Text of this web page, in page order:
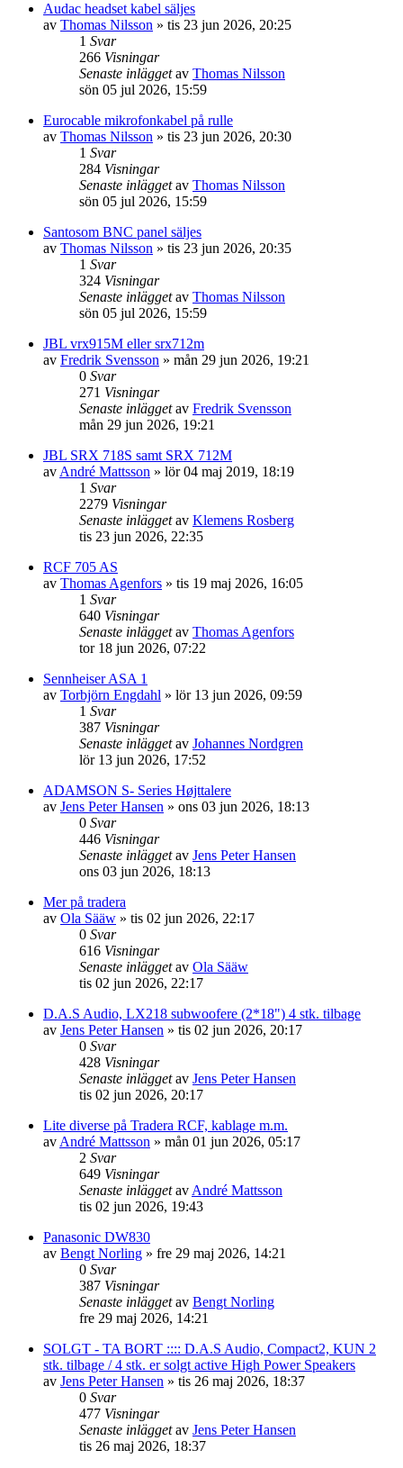
Audac headset kabel säljes
av Thomas Nilsson » tis 23 jun 2026, 20:25
1 Svar
266 Visningar
Senaste inläggetav Thomas Nilsson
sön 05 jul 2026, 15:59
Eurocable mikrofonkabel på rulle
av Thomas Nilsson » tis 23 jun 2026, 20:30
1 Svar
284 Visningar
Senaste inläggetav Thomas Nilsson
sön 05 jul 2026, 15:59
Santosom BNC panel säljes
av Thomas Nilsson » tis 23 jun 2026, 20:35
1 Svar
324 Visningar
Senaste inläggetav Thomas Nilsson
sön 05 jul 2026, 15:59
JBL vrx915M eller srx712m
av Fredrik Svensson » mån 29 jun 2026, 19:21
0 Svar
271 Visningar
Senaste inläggetav Fredrik Svensson
mån 29 jun 2026, 19:21
JBL SRX 718S samt SRX 712M
avAndré Mattsson » lör 04 maj 2019, 18:19
1 Svar
2279 Visningar
Senaste inläggetav Klemens Rosberg
tis 23 jun 2026, 22:35
RCF 705 AS
av Thomas Agenfors » tis 19 maj 2026, 16:05
1 Svar
640 Visningar
Senaste inläggetav Thomas Agenfors
tor 18 jun 2026, 07:22
Sennheiser ASA 1
av Torbjörn Engdahl » lör 13 jun 2026, 09:59
1 Svar
387 Visningar
Senaste inläggetav Johannes Nordgren
lör 13 jun 2026, 17:52
ADAMSON S- Series Højttalere
av Jens Peter Hansen » ons 03 jun 2026, 18:13
0 Svar
446 Visningar
Senaste inläggetav Jens Peter Hansen
ons 03 jun 2026, 18:13
Mer på tradera
av Ola Sääw » tis 02 jun 2026, 22:17
0 Svar
616 Visningar
Senaste inläggetav Ola Sääw
tis 02 jun 2026, 22:17
D.A.S Audio, LX218 subwoofere (2*18") 4 stk. tilbage
av Jens Peter Hansen » tis 02 jun 2026, 20:17
0 Svar
428 Visningar
Senaste inläggetav Jens Peter Hansen
tis 02 jun 2026, 20:17
Lite diverse på Tradera RCF, kablage m.m.
avAndré Mattsson » mån 01 jun 2026, 05:17
2 Svar
649 Visningar
Senaste inläggetavAndré Mattsson
tis 02 jun 2026, 19:43
Panasonic DW830
av Bengt Norling » fre 29 maj 2026, 14:21
0 Svar
387 Visningar
Senaste inläggetav Bengt Norling
fre 29 maj 2026, 14:21
SOLGT - TA BORT :::: D.A.S Audio, Compact2, KUN 2
stk. tilbage / 4 stk. er solgt active High Power Speakers
av Jens Peter Hansen » tis 26 maj 2026, 18:37
0 Svar
477 Visningar
Senaste inläggetav Jens Peter Hansen
tis 26 maj 2026, 18:37